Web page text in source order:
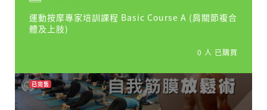
運動按摩專家培訓課程 Basic Course A (肩關節複合
體及上肢)
0 人 已購買
已完售